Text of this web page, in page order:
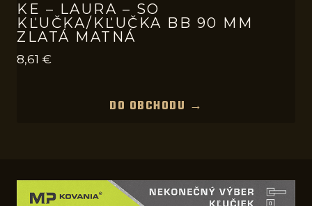
KE – LAURA – SO
KĽUČKA/KĽUČKA BB 90 MM
ZLATÁ MATNÁ
8,61 €
DO OBCHODU →